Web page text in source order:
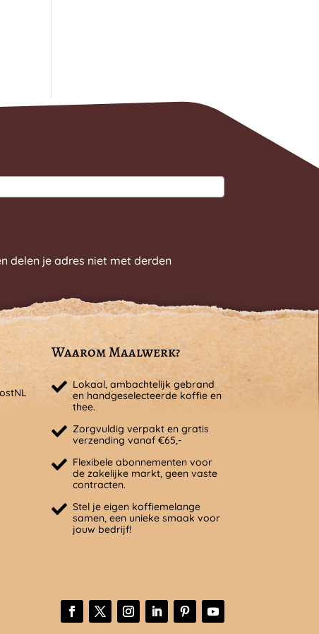
delen je adres niet met derden
Waarom Maalwerk?
Lokaal, ambachtelijk gebrand
en handgeselecteerde koffie en
thee.
Zorgvuldig verpakt en gratis
verzending vanaf €65,-
Flexibele abonnementen voor
de zakelijke markt, geen vaste
contracten.
Stel je eigen koffiemelange
samen, een unieke smaak voor
jouw bedrijf!